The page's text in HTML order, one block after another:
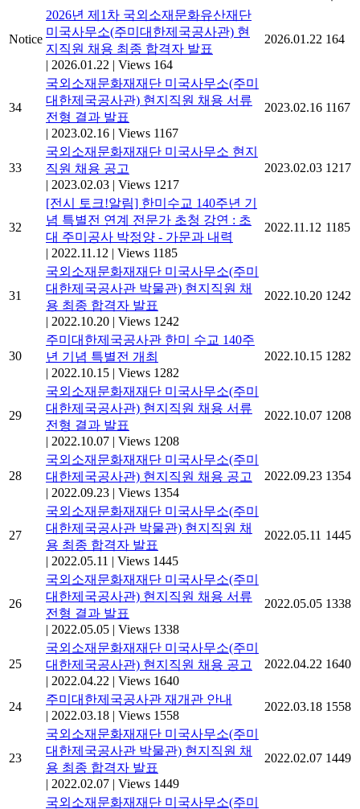
Notice
2026년 제1차 국외소재문화유산재단
미국사무소(주미대한제국공사관) 현
지직원 채용 최종 합격자 발표
| 2026.01.22 | Views 164
2026.01.22 164
34
국외소재문화재재단 미국사무소(주미
대한제국공사관) 현지직원 채용 서류
전형 결과 발표
| 2023.02.16 | Views 1167
2023.02.16 1167
33
국외소재문화재재단 미국사무소 현지
직원 채용 공고
| 2023.02.03 | Views 1217
2023.02.03 1217
32
[전시 토크!알림] 한미수교 140주년 기
념 특별전 연계 전문가 초청 강연 : 초
대 주미공사 박정양 - 가문과 내력
| 2022.11.12 | Views 1185
2022.11.12 1185
31
국외소재문화재재단 미국사무소(주미
대한제국공사관 박물관) 현지직원 채
용 최종 합격자 발표
| 2022.10.20 | Views 1242
2022.10.20 1242
30
주미대한제국공사관 한미 수교 140주
년 기념 특별전 개최
| 2022.10.15 | Views 1282
2022.10.15 1282
29
국외소재문화재재단 미국사무소(주미
대한제국공사관) 현지직원 채용 서류
전형 결과 발표
| 2022.10.07 | Views 1208
2022.10.07 1208
28
국외소재문화재재단 미국사무소(주미
대한제국공사관) 현지직원 채용 공고
| 2022.09.23 | Views 1354
2022.09.23 1354
27
국외소재문화재재단 미국사무소(주미
대한제국공사관 박물관) 현지직원 채
용 최종 합격자 발표
| 2022.05.11 | Views 1445
2022.05.11 1445
26
국외소재문화재재단 미국사무소(주미
대한제국공사관) 현지직원 채용 서류
전형 결과 발표
| 2022.05.05 | Views 1338
2022.05.05 1338
25
국외소재문화재재단 미국사무소(주미
대한제국공사관) 현지직원 채용 공고
| 2022.04.22 | Views 1640
2022.04.22 1640
24
주미대한제국공사관 재개관 안내
| 2022.03.18 | Views 1558
2022.03.18 1558
23
국외소재문화재재단 미국사무소(주미
대한제국공사관 박물관) 현지직원 채
용 최종 합격자 발표
| 2022.02.07 | Views 1449
2022.02.07 1449
국외소재문화재재단 미국사무소(주미